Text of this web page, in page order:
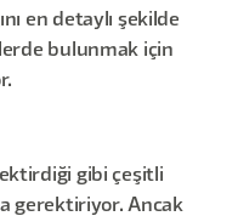
en detaylı şekilde
bulunmak için
gibi çeşitli
gerektiriyor. Ancak